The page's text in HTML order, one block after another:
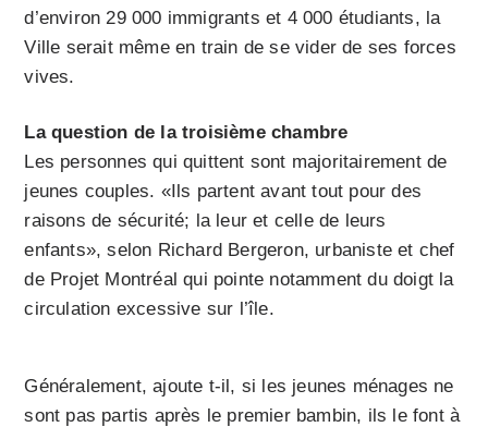
d’environ 29 000 immigrants et 4 000 étudiants, la
Ville serait même en train de se vider de ses forces
vives.
La question de la troisième chambre
Les personnes qui quittent sont majoritairement de
jeunes couples. «Ils partent avant tout pour des
raisons de sécurité; la leur et celle de leurs
enfants», selon Richard Bergeron, urbaniste et chef
de Projet Montréal qui pointe notamment du doigt la
circulation excessive sur l’île.
Généralement, ajoute t-il, si les jeunes ménages ne
sont pas partis après le premier bambin, ils le font à